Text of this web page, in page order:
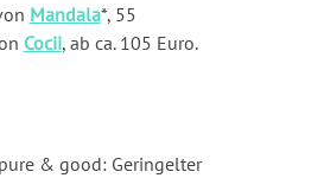
Mandala*, 55
Cocii, ab ca. 105 Euro.
& good: Geringelter